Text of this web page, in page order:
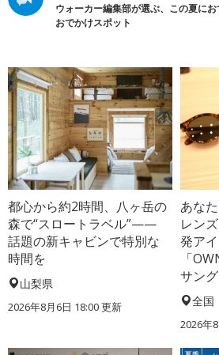
ウォーカー編集部が選ぶ、この夏に
おでかけスポット
都心から約2時間、八ヶ岳の
森で“スロートラベル”——
話題の新キャビンで特別な
時間を
山梨県
2026年8月6日 18:00更新
あな
レン
発ア
「
サン
全国
2026年